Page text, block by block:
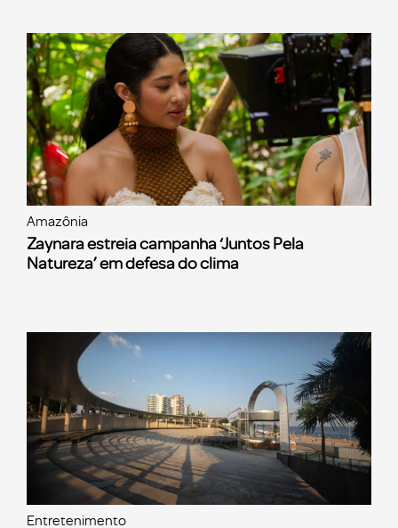
Amazônia
Zaynara estreia campanha ‘Juntos Pela
Natureza’ em defesa do clima
Entretenimento